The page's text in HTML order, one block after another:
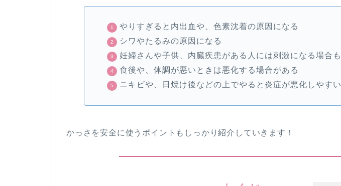
やりすぎると内出血や、色素沈着の原因になる
シワやたるみの原因になる
妊婦さんや子供、内臓疾患がある人には刺激になる場合も
食後や、体調が悪いときは悪化する場合がある
ニキビや、日焼け後などの上でやると炎症が悪化しやすい
かっさを安全に使うポイントもしっかり紹介していきます！